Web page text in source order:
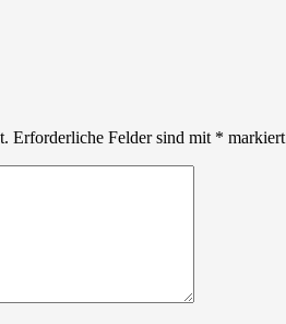
Erforderliche Felder sind mit * markiert